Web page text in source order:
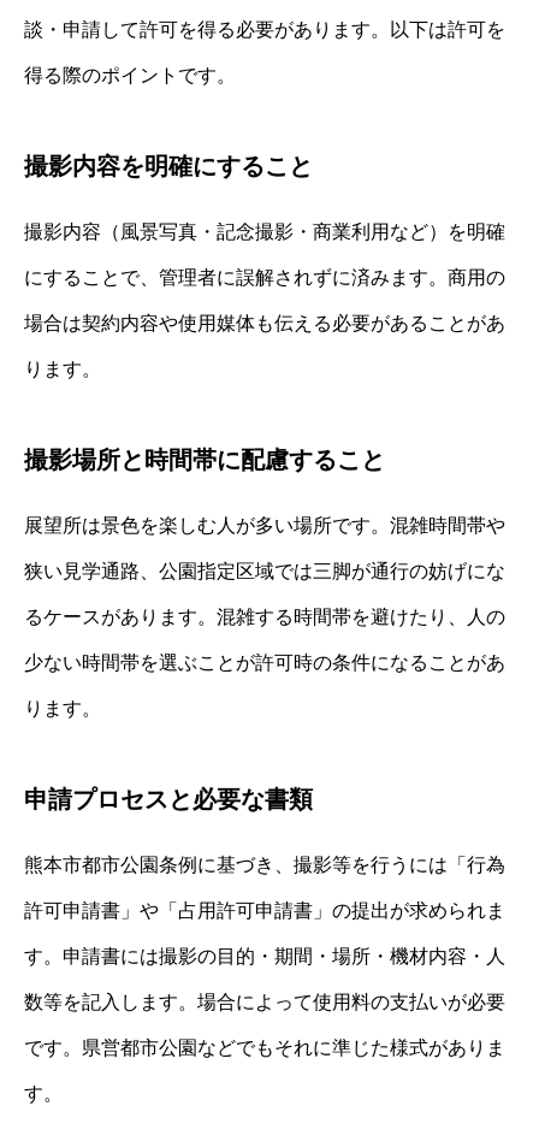
談・申請して許可を得る必要があります。以下は許可を
得る際のポイントです。
撮影内容を明確にすること
撮影内容（風景写真・記念撮影・商業利用など）を明確
にすることで、管理者に誤解されずに済みます。商用の
場合は契約内容や使用媒体も伝える必要があることがあ
ります。
撮影場所と時間帯に配慮すること
展望所は景色を楽しむ人が多い場所です。混雑時間帯や
狭い見学通路、公園指定区域では三脚が通行の妨げにな
るケースがあります。混雑する時間帯を避けたり、人の
少ない時間帯を選ぶことが許可時の条件になることがあ
ります。
申請プロセスと必要な書類
熊本市都市公園条例に基づき、撮影等を行うには「行為
許可申請書」や「占用許可申請書」の提出が求められま
す。申請書には撮影の目的・期間・場所・機材内容・人
数等を記入します。場合によって使用料の支払いが必要
です。県営都市公園などでもそれに準じた様式がありま
す。